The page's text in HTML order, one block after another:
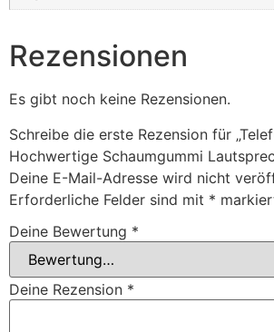
Rezensionen
Es gibt noch keine Rezensionen.
Schreibe die erste Rezension für
Hochwertige Schaumgummi
Deine E-Mail-Adresse wird nicht
Erforderliche Felder sind mit *
Deine Bewertung *
Deine Rezension *